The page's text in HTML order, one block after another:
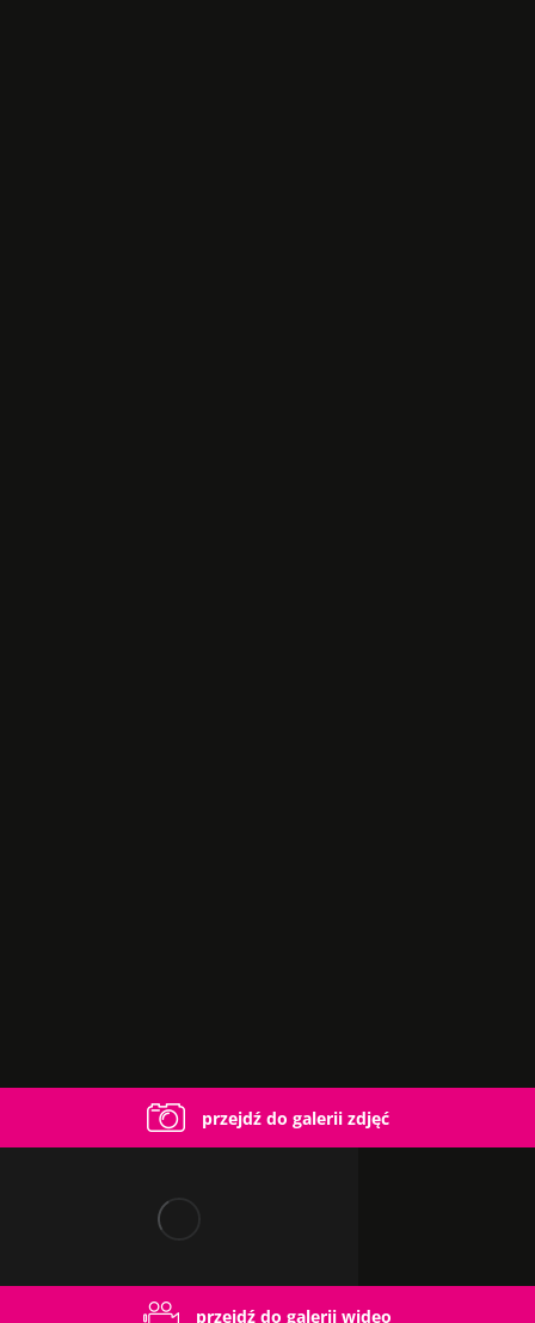
przejdź do galerii zdjęć
przejdź do galerii wideo